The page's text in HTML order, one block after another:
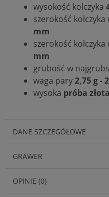
wysokość kolczyka
szerokość
mm
szerokość
mm
grubość w
waga pary2,75 g -
wysoka próba
DANE SZCZEGÓŁOWE
GRAWER
OPINIE (0)